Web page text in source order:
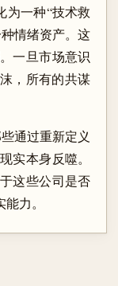
为一种“技术救
情绪资产。这
一旦市场意识
，所有的共谋
通过重新定义
实本身反噬。
这些公司是否
力。